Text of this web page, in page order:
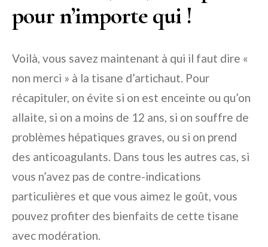
pour n’importe qui !
Voilà, vous savez maintenant à qui il faut dire «
non merci » à la tisane d’artichaut. Pour
récapituler, on évite si on est enceinte ou qu’on
allaite, si on a moins de 12 ans, si on souffre de
problèmes hépatiques graves, ou si on prend
des anticoagulants. Dans tous les autres cas, si
vous n’avez pas de contre-indications
particulières et que vous aimez le goût, vous
pouvez profiter des bienfaits de cette tisane
avec modération.